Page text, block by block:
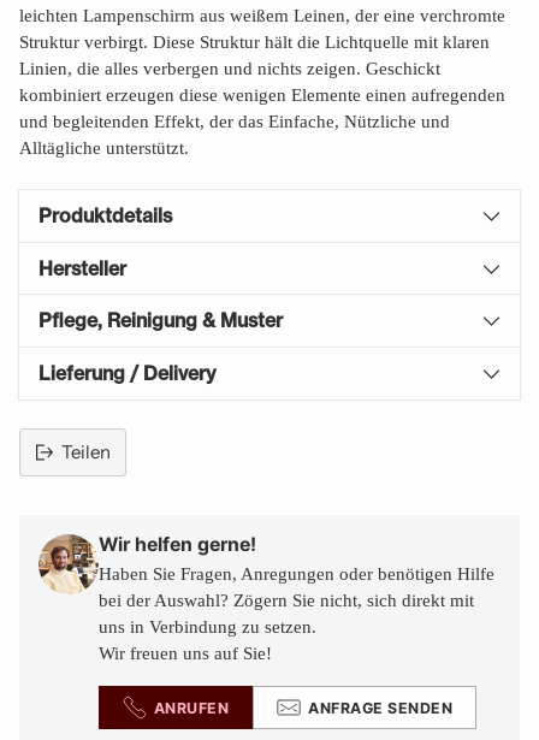
leichten Lampenschirm aus weißem Leinen, der eine verchromte
Struktur verbirgt. Diese Struktur hält die Lichtquelle mit klaren
Linien, die alles verbergen und nichts zeigen. Geschickt
kombiniert erzeugen diese wenigen Elemente einen aufregenden
und begleitenden Effekt, der das Einfache, Nützliche und
Alltägliche unterstützt.
Produktdetails
Hersteller
Pflege, Reinigung & Muster
Lieferung / Delivery
Teilen
den
Warenkorb
legen
Wir helfen gerne!
Haben Sie Fragen, Anregungen oder benötigen Hilfe
bei der Auswahl? Zögern Sie nicht, sich direkt mit
uns in Verbindung zu setzen.
Wir freuen uns auf Sie!
ANRUFEN ANFRAGE SENDEN